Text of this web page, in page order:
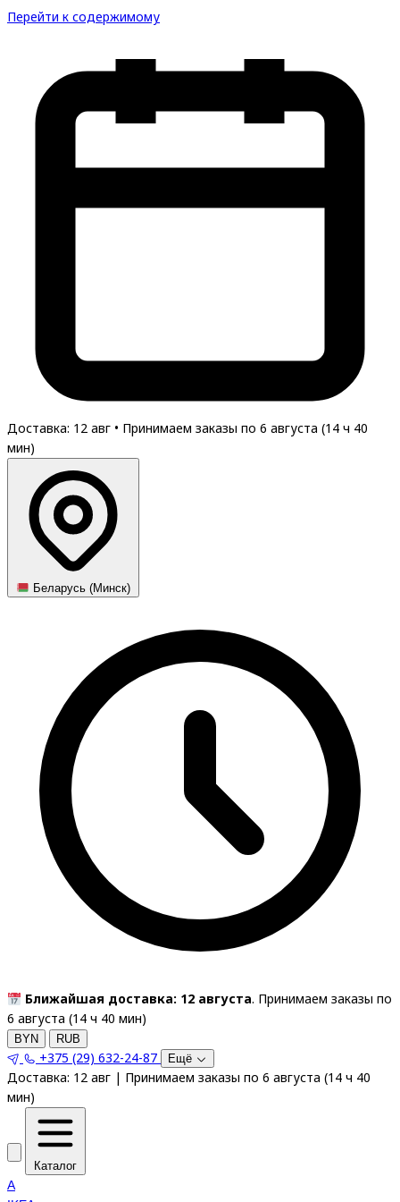
Перейти к содержимому
Доставка: 12 авг • Принимаем заказы по 6 августа (14 ч 40
мин)
Беларусь (Минск)
Ближайшая доставка: 12 августа. Принимаем заказы по
6 августа (14 ч 40 мин)
BYN RUB
+375 (29) 632-24-87 Ещё
Доставка: 12 авг | Принимаем заказы по 6 августа (14 ч 40
мин)
Каталог
A